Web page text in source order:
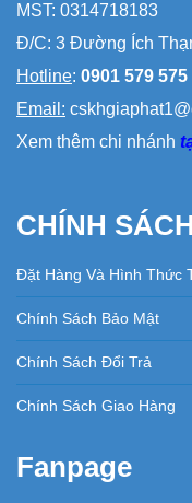
MST: 0314718183
Đ/C: 3 Đường Ích
Hotline: 0901 579 575
Email:
Xem thêm chi nhánh
CHÍNH SÁCH
Đặt Hàng Và Hình Thức
Chính Sách Bảo Mật
Chính Sách Đổi Trả
Chính Sách Giao Hàng
Fanpage